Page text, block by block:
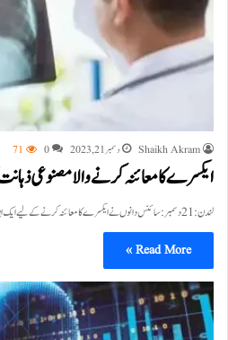
Shaikh Akram دسمبر 21, 2023 0
71
ایکسرے کا معائنہ کرنے والا مصنوعی
لندن:21 دسمبر:سائنس دانوں نے ایکسرے کا معائنہ کرنے کے لیے ایک ایسا مصنوعی ذہانت کا سافٹ ویئر بنایا ہے جو…
Read More »